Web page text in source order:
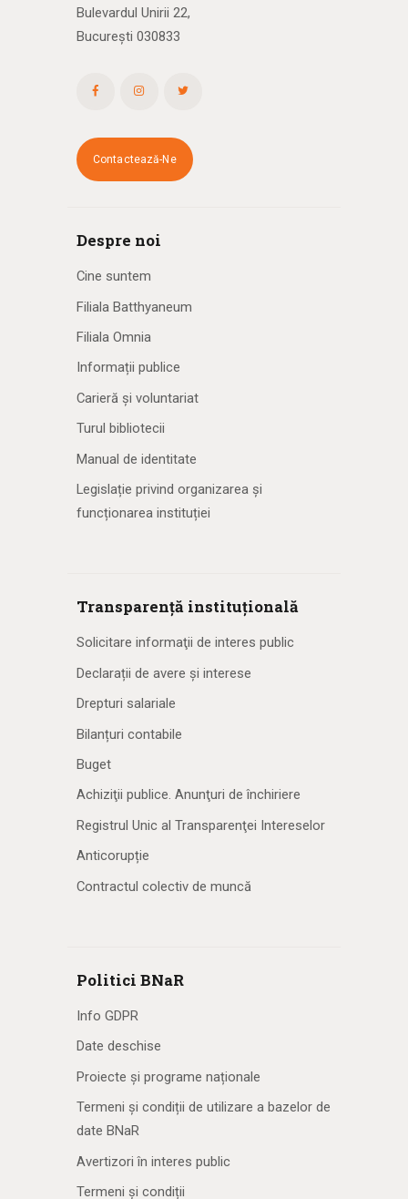
Bulevardul Unirii 22,
București 030833
Contactează-Ne
Despre noi
Cine suntem
Filiala Batthyaneum
Filiala Omnia
Informații publice
Carieră și voluntariat
Turul bibliotecii
Manual de identitate
Legislație privind organizarea și
funcționarea instituției
Transparență instituțională
Solicitare informaţii de interes public
Declarații de avere și interese
Drepturi salariale
Bilanțuri contabile
Buget
Achiziţii publice. Anunţuri de închiriere
Registrul Unic al Transparenţei Intereselor
Anticorupție
Contractul colectiv de muncă
Politici BNaR
Info GDPR
Date deschise
Proiecte și programe naționale
Termeni și condiții de utilizare a bazelor de
date BNaR
Avertizori în interes public
Termeni și condiții